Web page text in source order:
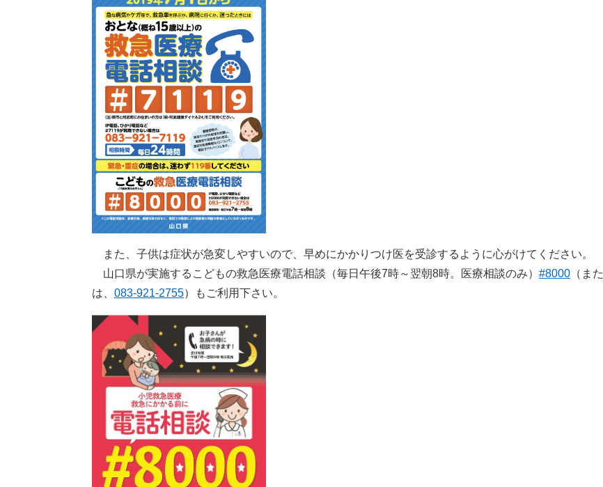
また、子供は症状が急変しやすいので、早めにかかりつけ医を受診するように心がけてください。
山口県が実施するこどもの救急医療電話相談（毎日午後7時～翌朝8時。医療相談のみ） #8000 （また
は、 083-921-2755）もご利用下さい。